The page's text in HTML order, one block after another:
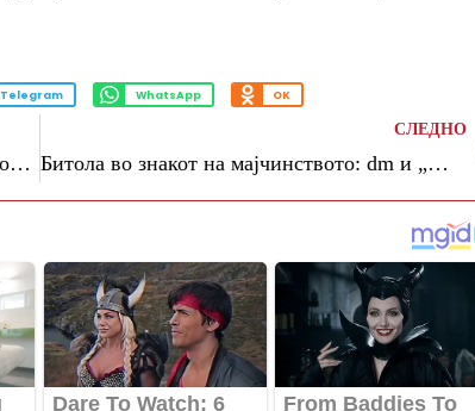
Telegram WhatsApp OK
Firestarter 2026: Корисничкото искуство повеќе не е функција – тоа е бизнис стратегија
СЛЕДНО
Битола во знакот на мајчинството: dm и „Матрона“ ги собраа идните родители на едукативна средба со стручни лица